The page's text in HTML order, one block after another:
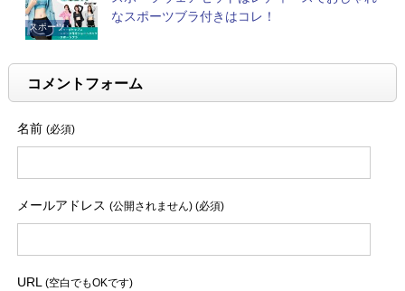
スポーツ
なスポーツブラ付きはコレ！
コメントフォーム
名前 (必須)
メールアドレス (公開されません) (必須)
URL (空白でもOKです)